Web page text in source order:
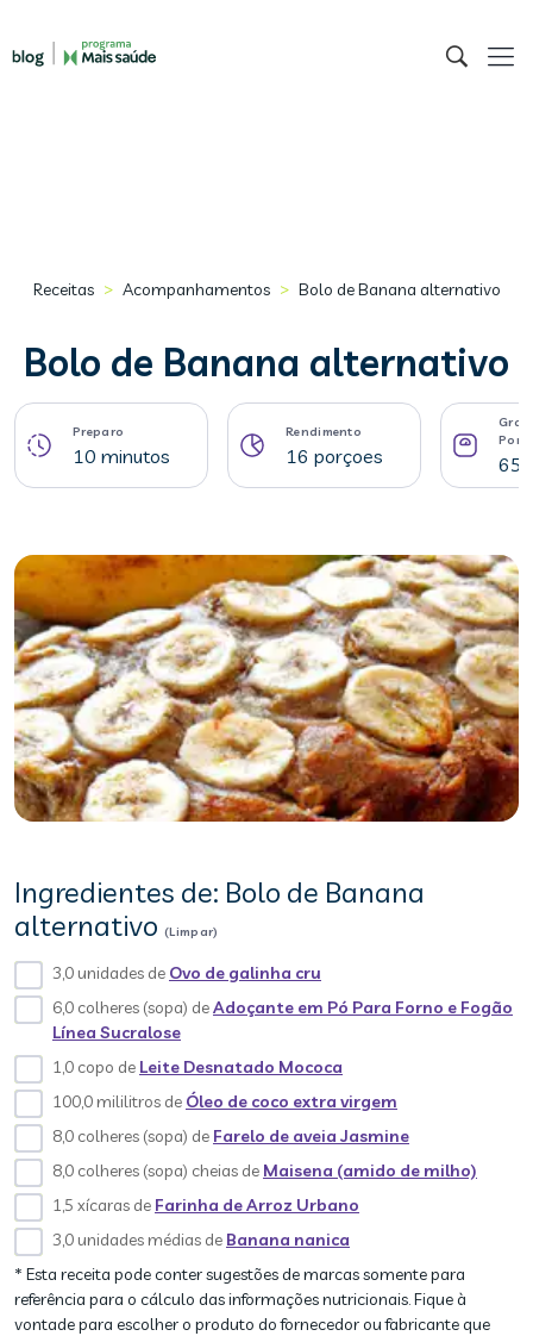
Receitas > Acompanhamentos > Bolo de Banana alternativo
Bolo de Banana alternativo
Preparo
10 minutos
Rendimento
16 porçoes 65
Ingredientes de: Bolo de Banana
alternativo (Limpar)
3,0 unidades de Ovo de galinha cru
6,0 colheres (sopa) deAdoçante em Pó Para Forno e Fogão
Línea Sucralose
1,0 copo de Leite Desnatado Mococa
100,0 mililitros de Óleo de coco extra virgem
8,0 colheres (sopa) de Farelo de aveia Jasmine
8,0 colheres (sopa) cheias de Maisena (amido de milho)
1,5 xícaras de Farinha de Arroz Urbano
3,0 unidades médias de Banana nanica
* Esta receita pode conter sugestões de marcas somente para
referência para o cálculo das informações nutricionais. Fique à
vontade para escolher o produto do fornecedor ou fabricante que